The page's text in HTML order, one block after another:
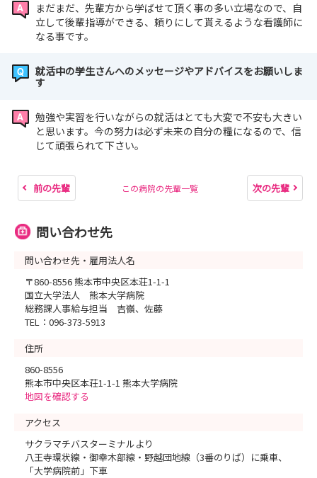
まだまだ、先輩方から学ばせて頂く事の多い立場なので、自
立して後輩指導ができる、頼りにして貰えるような看護師に
なる事です。
就活中の学生さんへのメッセージやアドバイスをお願いしま
す
勉強や実習を行いながらの就活はとても大変で不安も大きい
と思います。今の努力は必ず未来の自分の糧になるので、信
じて頑張られて下さい。
前の先輩 この病院の先輩一覧 次の先輩
問い合わせ先
問い合わせ先・雇用法人名
〒860-8556 熊本市中央区本荘1-1-1
国立大学法人 熊本大学病院
総務課人事給与担当 吉嶺、佐藤
TEL：096-373-5913
住所
860-8556
熊本市中央区本荘1-1-1 熊本大学病院
地図を確認する
アクセス
サクラマチバスターミナルより
八王寺環状線・御幸木部線・野越団地線（3番のりば）に乗車、
「大学病院前」下車